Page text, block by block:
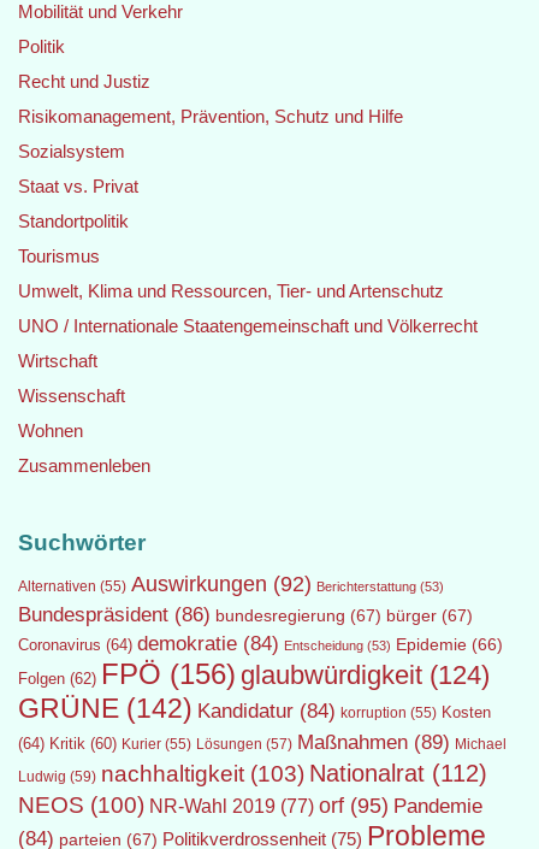
Mobilität und Verkehr
Politik
Recht und Justiz
Risikomanagement, Prävention, Schutz und Hilfe
Sozialsystem
Staat vs. Privat
Standortpolitik
Tourismus
Umwelt, Klima und Ressourcen, Tier- und Artenschutz
UNO / Internationale Staatengemeinschaft und Völkerrecht
Wirtschaft
Wissenschaft
Wohnen
Zusammenleben
Suchwörter
Alternativen (55) Auswirkungen (92) Berichterstattung (53)
Bundespräsident (86) bundesregierung (67) bürger (67)
Coronavirus (64) demokratie (84) Entscheidung (53) Epidemie (66)
Folgen (62) FPÖ (156) glaubwürdigkeit (124)
GRÜNE (142) Kandidatur (84) korruption (55) Kosten
(64) Kritik (60) Kurier (55) Lösungen (57) Maßnahmen (89) Michael
Ludwig (59) nachhaltigkeit (103) Nationalrat (112)
NEOS (100) NR-Wahl 2019 (77) orf (95) Pandemie
(84) parteien (67) Politikverdrossenheit (75) Probleme